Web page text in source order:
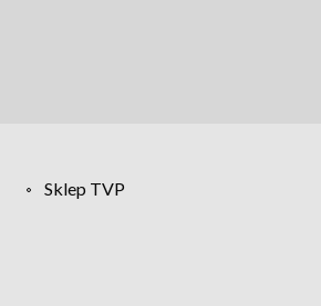
Sklep TVP